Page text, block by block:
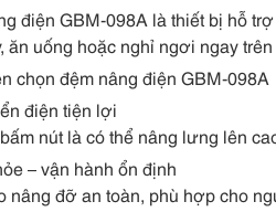
điện GBM-098A là thiết bị hỗ
ăn uống hoặc nghỉ ngơi ngay
chọn đệm nâng điện GBM-098A
điện tiện lợi
nút là có thể nâng lưng lên
– vận hành ổn định
nâng đỡ an toàn, phù hợp cho